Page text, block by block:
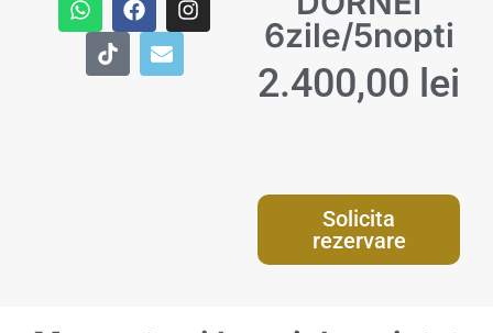
EXCURSII GRECIA
EXCURSII ROMANIA
EXCURSII SCOLARE
VACANTA ALBANIA
Vacante ALL INCLUSIVE
DESPRE NOI
CERE OFERTA
6zile/5nopti
2.400,00 lei
Solicita
rezervare